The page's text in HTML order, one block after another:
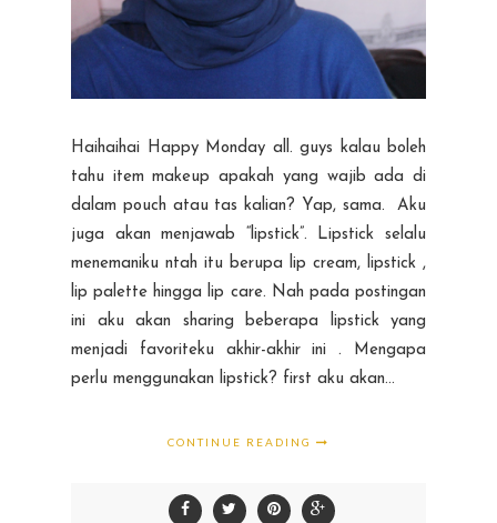
Haihaihai Happy Monday all. guys kalau boleh
tahu item makeup apakah yang wajib ada di
dalam pouch atau tas kalian? Yap, sama. Aku
juga akan menjawab “lipstick”. Lipstick selalu
menemaniku ntah itu berupa lip cream, lipstick ,
lip palette hingga lip care. Nah pada postingan
ini aku akan sharing beberapa lipstick yang
menjadi favoriteku akhir-akhir ini . Mengapa
perlu menggunakan lipstick? first aku akan...
CONTINUE READING